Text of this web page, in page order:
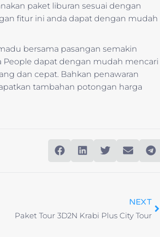
paket liburan sesuai dengan
fitur ini anda dapat dengan mudah
bersama pasangan semakin
dapat dengan mudah mencari
dan cepat. Bahkan penawaran
tambahan potongan harga
NEXT
Paket Tour 3D2N Krabi Plus City Tour